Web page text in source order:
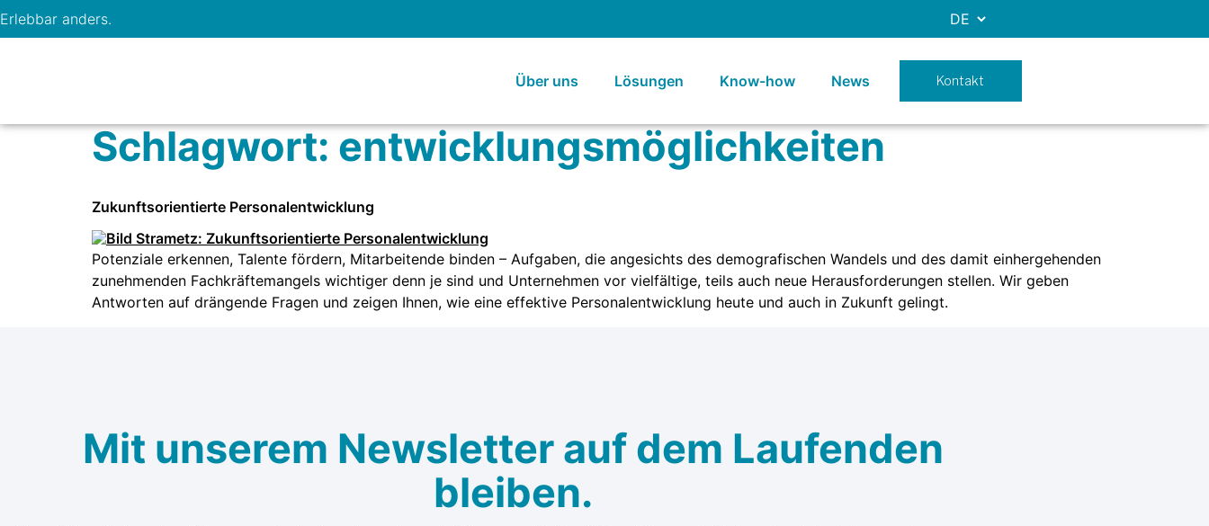
Erlebbar anders.
Über uns Lösungen Know-how News Kontakt
Schlagwort: entwicklungsmöglichkeiten
Zukunftsorientierte Personalentwicklung
Potenziale erkennen, Talente fördern, Mitarbeitende binden – Aufgaben, die angesichts des demografischen Wandels und des damit einhergehenden
zunehmenden Fachkräftemangels wichtiger denn je sind und Unternehmen vor vielfältige, teils auch neue Herausforderungen stellen. Wir geben
Antworten auf drängende Fragen und zeigen Ihnen, wie eine effektive Personalentwicklung heute und auch in Zukunft gelingt.
Mit unserem Newsletter auf dem Laufenden
bleiben.